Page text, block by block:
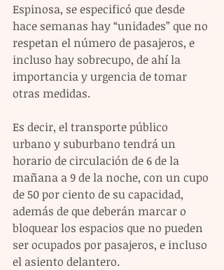
Espinosa, se especificó que desde
hace semanas hay “unidades” que no
respetan el número de pasajeros, e
incluso hay sobrecupo, de ahí la
importancia y urgencia de tomar
otras medidas.
Es decir, el transporte público
urbano y suburbano tendrá un
horario de circulación de 6 de la
mañana a 9 de la noche, con un cupo
de 50 por ciento de su capacidad,
además de que deberán marcar o
bloquear los espacios que no pueden
ser ocupados por pasajeros, e incluso
el asiento delantero.